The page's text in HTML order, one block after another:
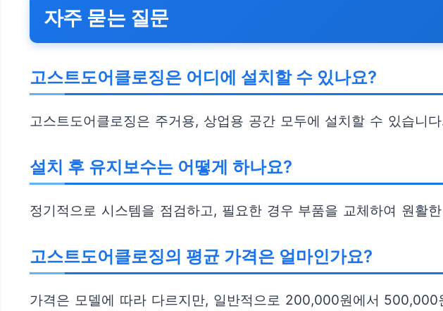
자주 묻는 질문
고스트도어클로징은 어디에 설치할 수 있나요?
고스트도어클로징은 주거용, 상업용 공간 모두에 설치할 수 있습니
설치 후 유지보수는 어떻게 하나요?
정기적으로 시스템을 점검하고, 필요한 경우 부품을 교체하여 원활
고스트도어클로징의 평균 가격은 얼마인가요?
가격은 모델에 따라 다르지만, 일반적으로 200,000원에서